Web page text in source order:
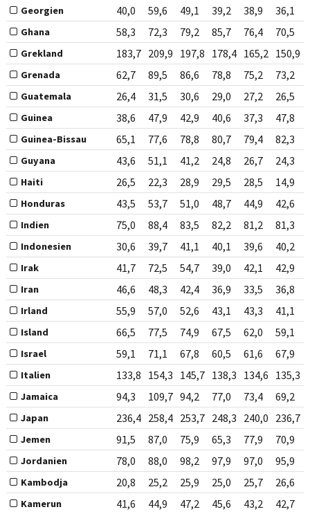
Georgien 40,0 59,6 49,1 39,2 38,9 36,1
Ghana 58,3 72,3 79,2 85,7 76,4 70,5
Grekland 183,7 209,9 197,8 178,4 165,2 150,9
Grenada 62,7 89,5 86,6 78,8 75,2 73,2
Guatemala 26,4 31,5 30,6 29,0 27,2 26,5
Guinea 38,6 47,9 42,9 40,6 37,3 47,8
Guinea-Bissau 65,1 77,6 78,8 80,7 79,4 82,3
Guyana 43,6 51,1 41,2 24,8 26,7 24,3
Haiti 26,5 22,3 28,9 29,5 28,5 14,9
Honduras 43,5 53,7 51,0 48,7 44,9 42,6
Indien 75,0 88,4 83,5 82,2 81,2 81,3
Indonesien 30,6 39,7 41,1 40,1 39,6 40,2
Irak 41,7 72,5 54,7 39,0 42,1 42,9
Iran 46,6 48,3 42,4 36,9 33,5 36,8
Irland 55,9 57,0 52,6 43,1 43,3 41,1
Island 66,5 77,5 74,9 67,5 62,0 59,1
Israel 59,1 71,1 67,8 60,5 61,6 67,9
Italien 133,8 154,3 145,7 138,3 134,6 135,3
Jamaica 94,3 109,7 94,2 77,0 73,4 69,2
Japan 236,4 258,4 253,7 248,3 240,0 236,7
Jemen 91,5 87,0 75,9 65,3 77,9 70,9
Jordanien 78,0 88,0 98,2 97,9 97,0 95,9
Kambodja 20,8 25,2 25,9 25,0 25,7 26,6
Kamerun 41,6 44,9 47,2 45,6 43,2 42,7